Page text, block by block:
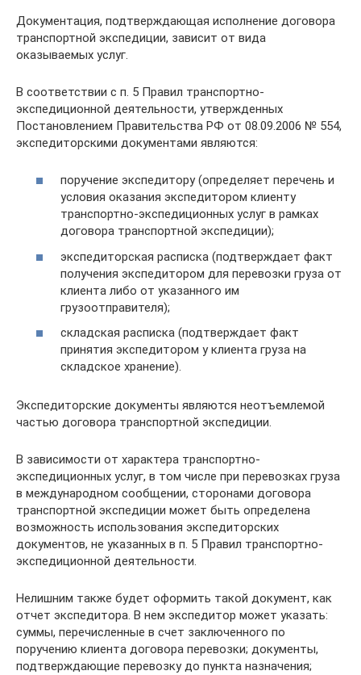
Документация, подтверждающая исполнение договора
транспортной экспедиции, зависит от вида
оказываемых услуг.
В соответствии с п. 5 Правил транспортно-
экспедиционной деятельности, утвержденных
Постановлением Правительства РФ от 08.09.2006 № 554,
экспедиторскими документами являются:
поручение экспедитору (определяет перечень и
условия оказания экспедитором клиенту
транспортно-экспедиционных услуг в рамках
договора транспортной экспедиции);
экспедиторская расписка (подтверждает факт
получения экспедитором для перевозки груза от
клиента либо от указанного им
грузоотправителя);
складская расписка (подтверждает факт
принятия экспедитором у клиента груза на
складское хранение).
Экспедиторские документы являются неотъемлемой
частью договора транспортной экспедиции.
В зависимости от характера транспортно-
экспедиционных услуг, в том числе при перевозках груза
в международном сообщении, сторонами договора
транспортной экспедиции может быть определена
возможность использования экспедиторских
документов, не указанных в п. 5 Правил транспортно-
экспедиционной деятельности.
Нелишним также будет оформить такой документ, как
отчет экспедитора. В нем экспедитор может указать:
суммы, перечисленные в счет заключенного по
поручению клиента договора перевозки; документы,
подтверждающие перевозку до пункта назначения;